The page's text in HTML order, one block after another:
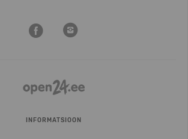
INFORMATSIOON